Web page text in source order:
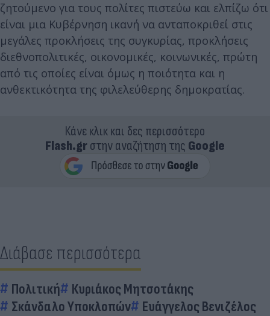
ζητούμενο για τους πολίτες πιστεύω και ελπίζω ότι
είναι μια Κυβέρνηση ικανή να ανταποκριθεί στις
μεγάλες προκλήσεις της συγκυρίας, προκλήσεις
διεθνοπολιτικές, οικονομικές, κοινωνικές, πρώτη
από τις οποίες είναι όμως η ποιότητα και η
ανθεκτικότητα της φιλελεύθερης δημοκρατίας.
Κάνε κλικ και δες περισσότερο
Flash.grστην αναζήτηση της Google
Διάβασε περισσότερα
Πολιτική
Κυριάκος Μητσοτάκης
Σκάνδαλο Υποκλοπών
Ευάγγελος Βενιζέλος